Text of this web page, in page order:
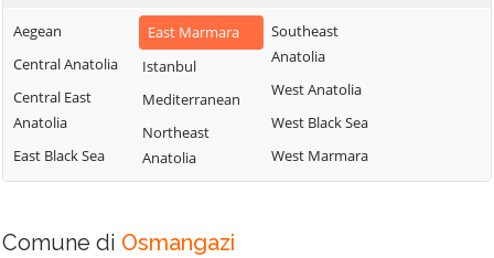
Aegean
Central Anatolia
Central East
Anatolia
East Black Sea
East Marmara
Istanbul
Mediterranean
Northeast
Anatolia
Southeast
Anatolia
West Anatolia
West Black Sea
West Marmara
Comune di Osmangazi